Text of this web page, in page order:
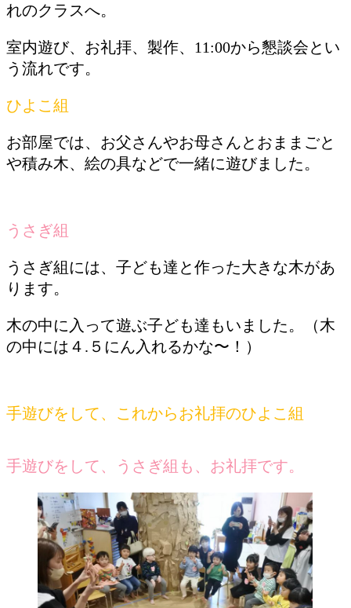
れのクラスへ。
室内遊び、お礼拝、製作、11:00から懇談会とい
う流れです。
ひよこ組
お部屋では、お父さんやお母さんとおままごと
や積み木、絵の具などで一緒に遊びました。
うさぎ組
うさぎ組には、子ども達と作った大きな木があ
ります。
木の中に入って遊ぶ子ども達もいました。（木
の中には４.５にん入れるかな〜！）
手遊びをして、これからお礼拝のひよこ組
手遊びをして、うさぎ組も、お礼拝です。